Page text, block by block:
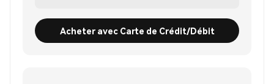
Acheter avec Carte de Crédit/Débit